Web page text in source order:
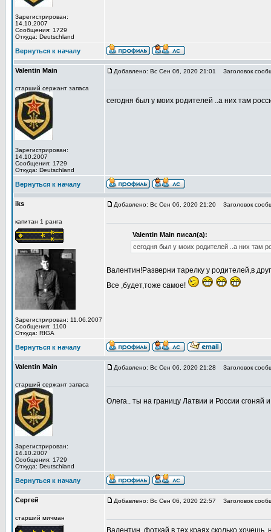
Зарегистрирован:
14.10.2007
Сообщения: 1729
Откуда: Deutschland
Вернуться к началу
Valentin Main
старший сержант запаса
Зарегистрирован:
14.10.2007
Сообщения: 1729
Откуда: Deutschland
Добавлено: Вс Сен 06, 2020 21:01 Заголовок
сегодня был у моих родителей ..а них там
Вернуться к началу
iks
капитан 1 ранга
Зарегистрирован: 11.06.2007
Сообщения: 1100
Откуда: RIGA
Добавлено: Вс Сен 06, 2020 21:20 Заголовок
Valentin Main писал(а):
сегодня был у моих родителей ..а них там
Валентин!Разверни тарелку у родителей,в
Все ,будет,тоже самое!
Вернуться к началу
Valentin Main
старший сержант запаса
Зарегистрирован:
14.10.2007
Сообщения: 1729
Откуда: Deutschland
Добавлено: Вс Сен 06, 2020 21:28 Заголовок
Олега.. ты на границу Латвии и России
Вернуться к началу
Сергей
старший мичман
Добавлено: Вс Сен 06, 2020 22:57 Заголовок
Валентин, фоткай в тех краях сколько